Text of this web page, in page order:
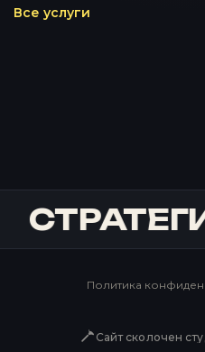
Все услуги
СТРАТЕГИ
Политика
Сайт сколочен